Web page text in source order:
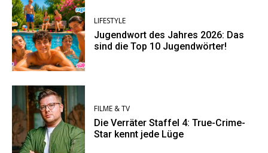
LIFESTYLE
Jugendwort des Jahres 2026: Das
sind die Top 10 Jugendwörter!
FILME & TV
Die Verräter Staffel 4: True-Crime-
Star kennt jede Lüge